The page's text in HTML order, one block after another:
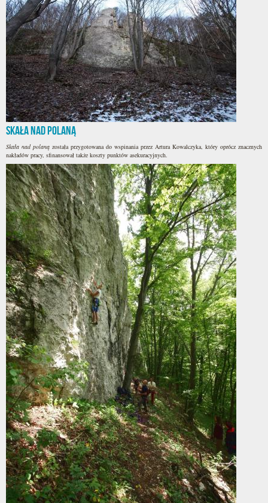
Skała nad polaną
Skała nad polaną została przygotowana do wspinania przez Artura Kowalczyka, który oprócz znacznych
nakładów pracy, sfinansował także koszty punktów asekuracyjnych.